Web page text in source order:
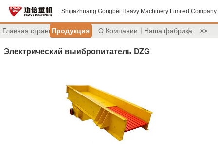
Shijiazhuang Gongbei Heavy Machinery Limited Company
Главная страницаПродукция О Компании Наша фабрика >>
Электрический выибропитатель DZG